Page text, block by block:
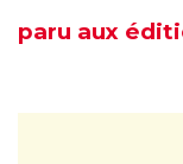
paru aux